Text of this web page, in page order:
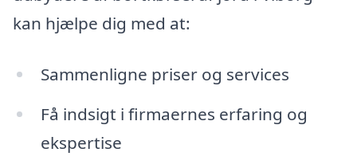
kan hjælpe dig med at:
Sammenligne priser og services
Få indsigt i firmaernes erfaring og
ekspertise